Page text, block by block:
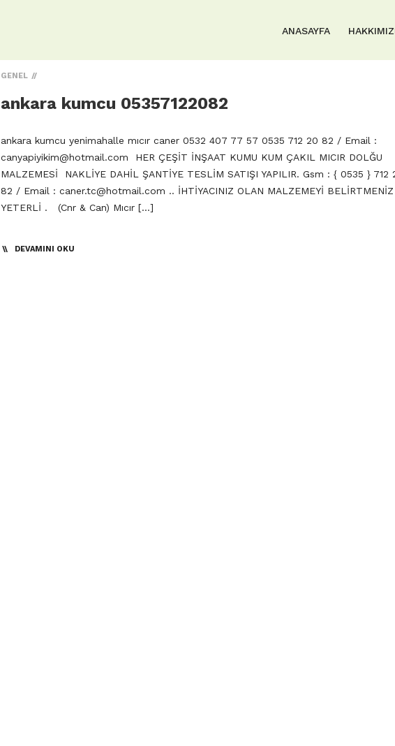
ANASAYFA
GENEL
ankara kumcu 05357122082
ankara kumcu yenimahalle mıcır caner 0532 407 77 57 0535 712 20 82 / Email :
canyapiyikim@hotmail.com HER ÇEŞİT İNŞAAT KUMU KUM ÇAKIL MICIR DOLĞU
MALZEMESİ NAKLİYE DAHİL ŞANTİYE TESLİM SATIŞI YAPILIR. Gsm : { 0535 } 712
82 / Email : caner.tc@hotmail.com .. İHTİYACINIZ OLAN MALZEMEYİ BELİRTMENİZ
YETERLİ . (Cnr & Can) Mıcır […]
DEVAMINI OKU